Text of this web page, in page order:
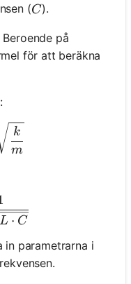
(C
C).
Beroende på
för att beräkna
= \frac{1}{2\pi}
m
k
= \frac{1}{2\pi
L ⋅ C
in parametrarna i